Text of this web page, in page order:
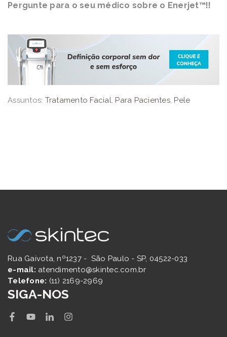
Pergunte para o seu médico sobre o Enerjet™!!
Assuntos: Tratamento Facial, Para Pacientes, Pele
Rua Gaivota, nº1237 - São Paulo - SP, 04522-033
e-mail: atendimento@skintec.com.br
Telefone: (11) 2169-2969
SIGA-NOS